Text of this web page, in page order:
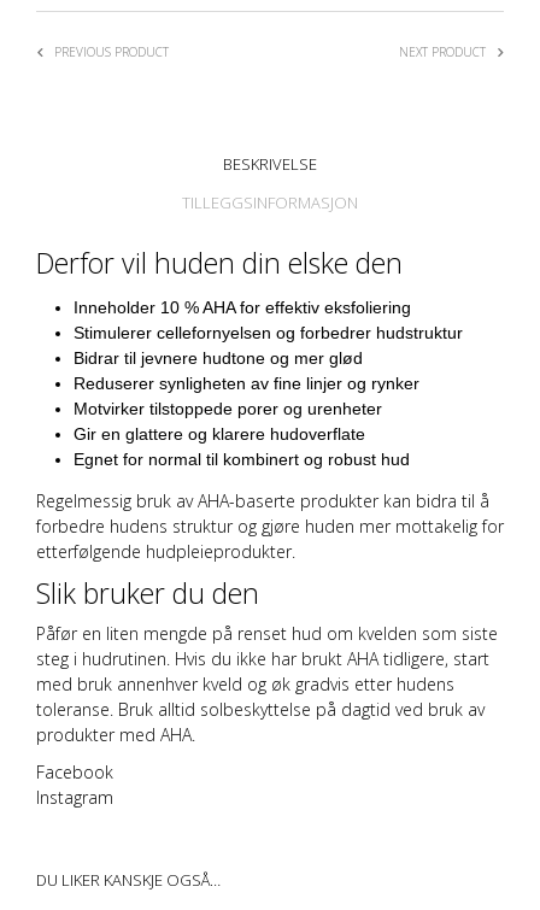
PREVIOUS PRODUCT NEXT PRODUCT
BESKRIVELSE
TILLEGGSINFORMASJON
Derfor vil huden din elske den
Inneholder 10 % AHA for effektiv eksfoliering
Stimulerer cellefornyelsen og forbedrer hudstruktur
Bidrar til jevnere hudtone og mer glød
Reduserer synligheten av fine linjer og rynker
Motvirker tilstoppede porer og urenheter
Gir en glattere og klarere hudoverflate
Egnet for normal til kombinert og robust hud
Regelmessig bruk av AHA-baserte produkter kan bidra til å
forbedre hudens struktur og gjøre huden mer mottakelig for
etterfølgende hudpleieprodukter.
Slik bruker du den
Påfør en liten mengde på renset hud om kvelden som siste
steg i hudrutinen. Hvis du ikke har brukt AHA tidligere, start
med bruk annenhver kveld og øk gradvis etter hudens
toleranse. Bruk alltid solbeskyttelse på dagtid ved bruk av
produkter med AHA.
Facebook
Instagram
DU LIKER KANSKJE OGSÅ…